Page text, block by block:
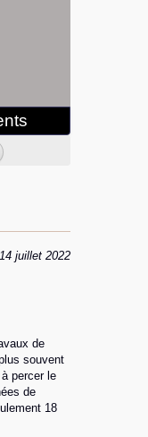
14 juillet 2022
de
souvent
percer le
de
18